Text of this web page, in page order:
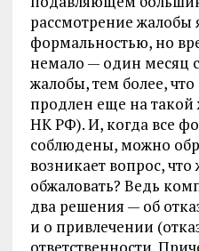
рассмотрение жалобы
формальностью, но
немало — один месяц
жалобы, тем более,
продлен еще на такой
НК РФ). И, когда все
соблюдены, можно
возникает вопрос,
обжаловать? Ведь
два решения — об
и о привлечении